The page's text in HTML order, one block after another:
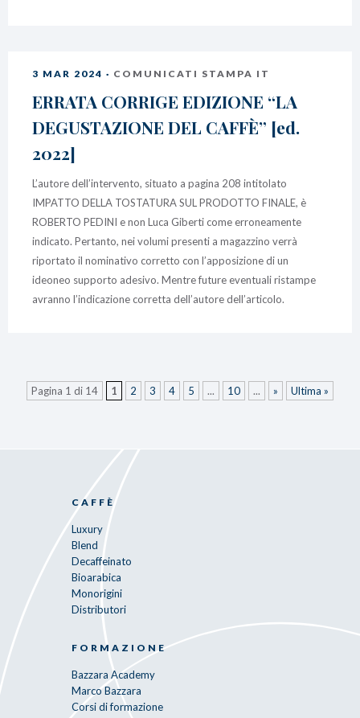
3 MAR 2024 · COMUNICATI STAMPA IT
ERRATA CORRIGE EDIZIONE “LA
DEGUSTAZIONE DEL CAFFÈ” [ed.
2022]
L’autore dell’intervento, situato a pagina 208 intitolato
IMPATTO DELLA TOSTATURA SUL PRODOTTO FINALE, è
ROBERTO PEDINI e non Luca Giberti come erroneamente
indicato. Pertanto, nei volumi presenti a magazzino verrà
riportato il nominativo corretto con l’apposizione di un
ideoneo supporto adesivo. Mentre future eventuali ristampe
avranno l’indicazione corretta dell’autore dell’articolo.
Pagina 1 di 14 1 2 3 4 5 ... 10 ... » Ultima »
CAFFÈ
Luxury
Blend
Decaffeinato
Bioarabica
Monorigini
Distributori
FORMAZIONE
Bazzara Academy
Marco Bazzara
Corsi di formazione